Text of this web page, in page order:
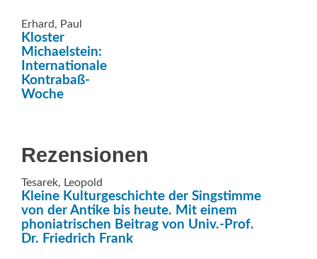
Erhard, Paul
Kloster
Michaelstein:
Internationale
Kontrabaß-
Woche
Rezensionen
Tesarek, Leopold
Kleine Kulturgeschichte der Singstimme
von der Antike bis heute. Mit einem
phoniatrischen Beitrag von Univ.-Prof.
Dr. Friedrich Frank